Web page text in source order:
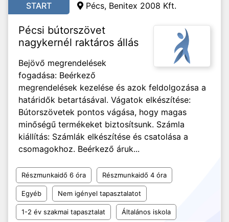
START Pécs, Benitex 2008 Kft.
Pécsi bútorszövet
nagykernél raktáros állás
Bejövő megrendelések
fogadása: Beérkező
megrendelések kezelése és azok feldolgozása a
határidők betartásával. Vágatok elkészítése:
Bútorszövetek pontos vágása, hogy magas
minőségű termékeket biztosítsunk. Számla
kiállítás: Számlák elkészítése és csatolása a
csomagokhoz. Beérkező áruk...
Részmunkaidő 6 óra Részmunkaidő 4 óra
Egyéb Nem igényel tapasztalatot
1-2 év szakmai tapasztalat Általános iskola